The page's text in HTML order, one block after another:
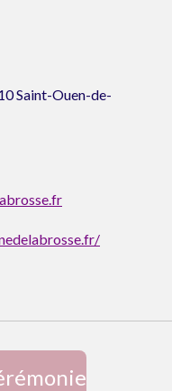
Saint-Ouen-de-